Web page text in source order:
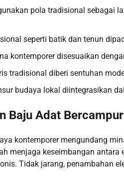
pola tradisional sebagai
seperti batik dan tenun
kontemporer disesuaikan
tradisional diberi sentuhan
budaya lokal diintegrasikan
Baju Adat
kontemporer mengundang
menjaga keseimbangan
Tidak jarang, penambahan